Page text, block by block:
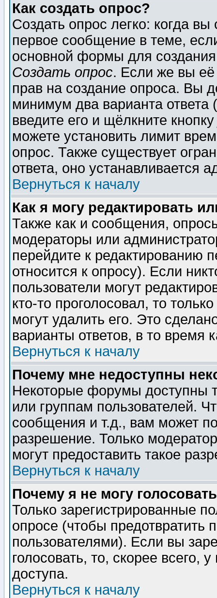
Как создать опрос?
Создать опрос легко: когда
первое сообщение в теме,
основной формы для
Создать опрос. Если же вы её
прав на создание опроса. Вы
минимум два варианта ответа
введите его и щёлкните
можете установить лимит
опрос. Также существует
ответа, оно устанавливается
Вернуться к началу
Как я могу редактировать
Также как и сообщения,
модераторы или
перейдите к редактированию
относится к опросу). Если
пользователи могут
кто-то проголосовал, то
могут удалить его. Это
варианты ответов, в то время
Вернуться к началу
Почему мне недоступны
Некоторые форумы доступны
или группам пользователей.
сообщения и т.д., вам может
разрешение. Только
могут предоставить такое
Вернуться к началу
Почему я не могу
Только зарегистрированные
опросе (чтобы предотвратить
пользователями). Если вы
голосовать, то, скорее всего,
доступа.
Вернуться к началу